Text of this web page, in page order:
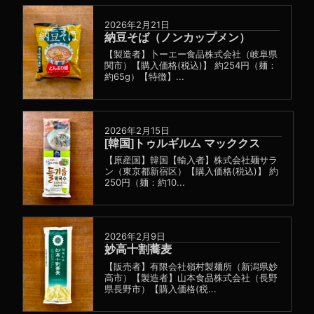
2026年2月21日
納豆そば（ノンカップメン）
【製造者】卜ーエー食品株式会社（岐阜県
関市）【購入価格(税込)】 約254円（麺：
約65g）【特徴】...
2026年2月15日
[韓国]トゥルギルム マッククス
【原産国】韓国【輸入者】株式会社麺サラ
ン（東京都新宿区）【購入価格(税込)】 約
250円（麺：約10...
2026年2月9日
妙高十割蕎麦
【販売者】有限会社嶺村製麺所（新潟県妙
高市）【製造者】山本食品株式会社（長野
県長野市）【購入価格(税...